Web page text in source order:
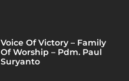
Voice Of Victory – Family
Of Worship – Pdm. Paul
Suryanto